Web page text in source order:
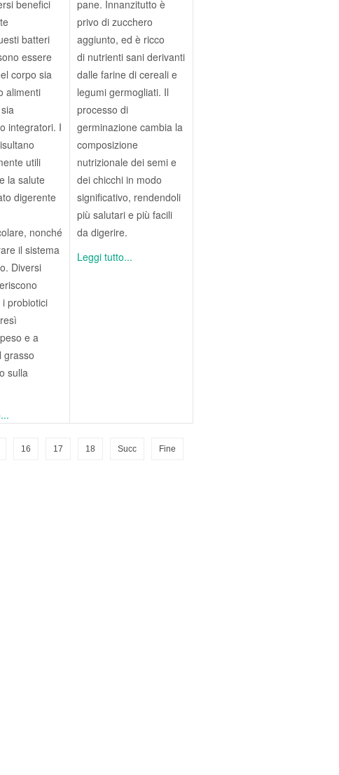
benefici
batteri
essere
corpo sia
alimenti
integratori. I
utili
la salute
digerente
nonché
il sistema
Diversi
probiotici
e a
grasso
sulla
pane. Innanzitutto è
privo di zucchero
aggiunto, ed è ricco
di nutrienti sani derivanti
dalle farine di cereali e
legumi germogliati. Il
processo di
germinazione cambia la
composizione
nutrizionale dei semi e
dei chicchi in modo
significativo, rendendoli
più salutari e più facili
da digerire.
Leggi tutto...
16 17 18 Succ Fine